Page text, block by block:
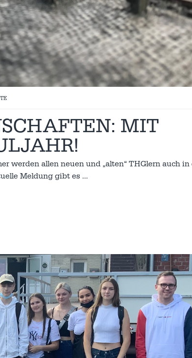
MIT
werden allen neuen und „alten“ THGlern auch in
Meldung gibt es …